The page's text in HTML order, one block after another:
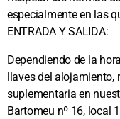
especialmente en las
ENTRADA Y SALIDA:
Dependiendo de la
llaves del alojamiento,
suplementaria en
Bartomeu nº 16, local